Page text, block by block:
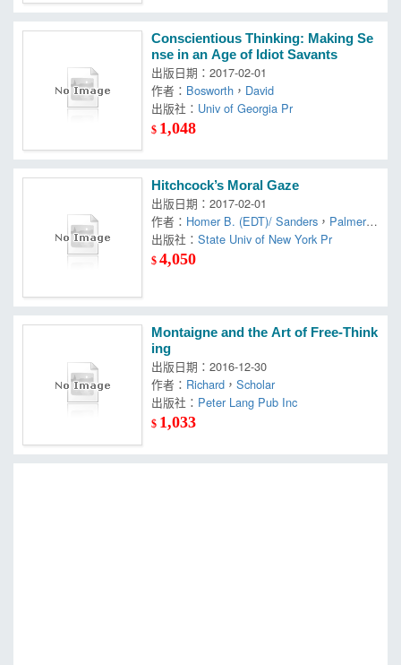
Conscientious Thinking: Making Se
nse in an Age of Idiot Savants
出版日期：2017-02-01
作者： Bosworth ， David
出版社： Univ of Georgia Pr
$ 1,048
Hitchcock’s Moral Gaze
出版日期：2017-02-01
作者： Homer B. (EDT)/ Sanders ， Palmer，
R. Barton (EDT)/ Pettey，Steven M. (EDT)
出版社：State Univ of New York Pr
$4,050
Montaigne and the Art of Free-Think
ing
出版日期：2016-12-30
作者： Richard ，Scholar
出版社： Peter Lang Pub Inc
$ 1,033